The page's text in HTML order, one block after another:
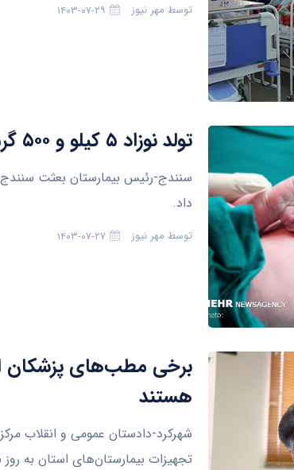
توسط مهر نیوز ۱۴۰۳-۰۷-۲۹
تولد نوزاد ۵ کیلو و ۵۰۰ گرمی در بیمارستان بعثت سنندج
داد.
توسط مهر نیوز ۱۴۰۳-۰۷-۲۷
برخی مطب‌های پزشکان
هستند
شهرکرد-دادستان عمومی و انقلاب
تجهیزات بیمارستان‌های استان به